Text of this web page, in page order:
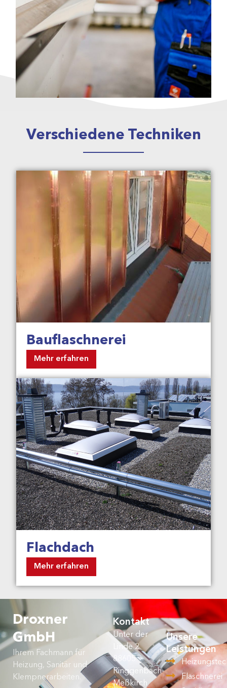
Verschiedene Techniken
Bauflaschnerei
Mehr erfahren
Flachdach
Mehr erfahren
Droxner
GmbH
Ihrem Fachmann für
Heizung, Sanitär und
Klempnerarbeiten.
Kontakt
Unter der
Linde 2
88605
Ringgenbach-
Meßkirch
Unsere
Leistungen
Flaschnerei